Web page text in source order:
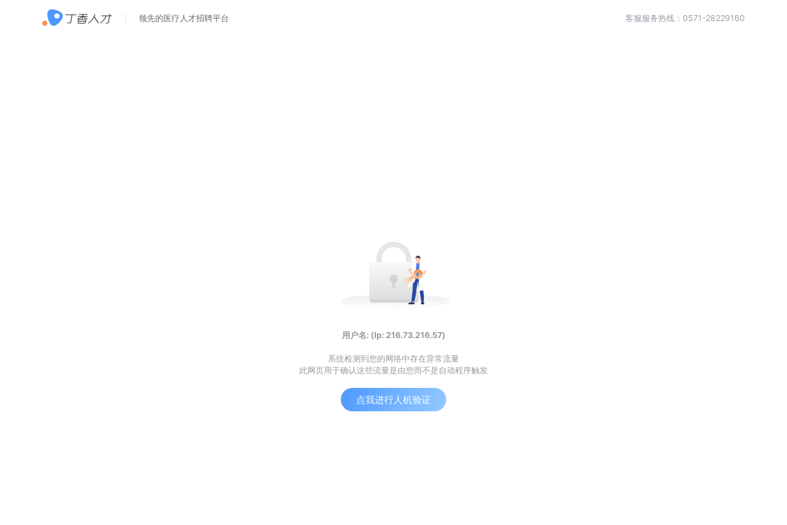
领先的医疗人才招聘平台 客服服务热线：0571-28229160
用户名: (Ip: 216.73.216.57)
系统检测到您的网络中存在异常流量
此网页用于确认这些流量是由您而不是自动程序触发
点我进行人机验证